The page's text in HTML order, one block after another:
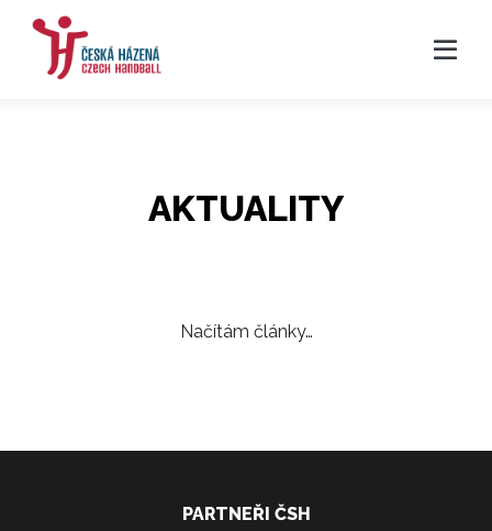
AKTUALITY
Načítám články…
PARTNEŘI ČSH